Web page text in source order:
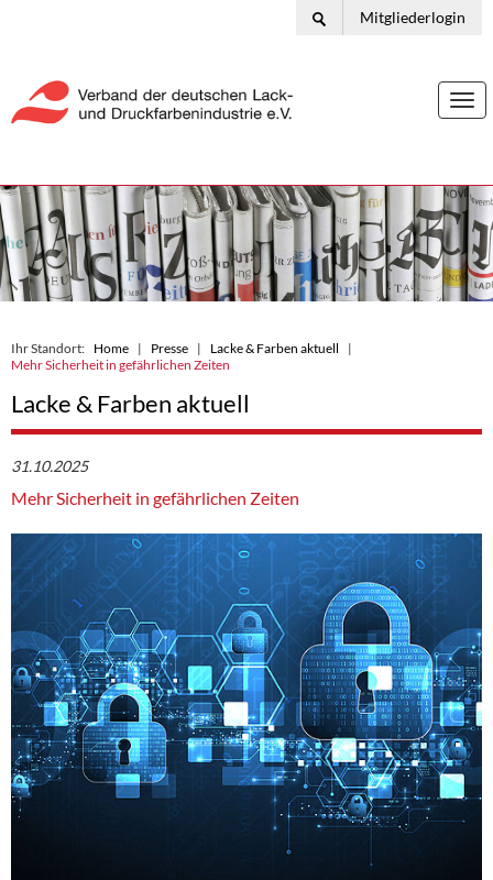
Mitgliederlogin
Ihr Standort: Home Presse
Lacke & Farben aktuell
Mehr Sicherheit in gefährlichen Zeiten
Lacke & Farben aktuell
31.10.2025
Mehr Sicherheit in gefährlichen Zeiten